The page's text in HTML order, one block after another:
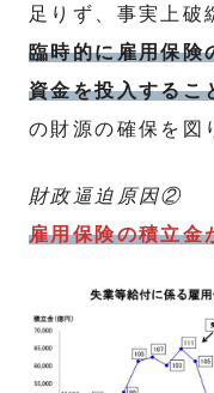
足りず、事実上破
臨時的に雇用保険
資金を投入するこ
の財源の確保を図
財政逼迫原因②
雇用保険の積立金